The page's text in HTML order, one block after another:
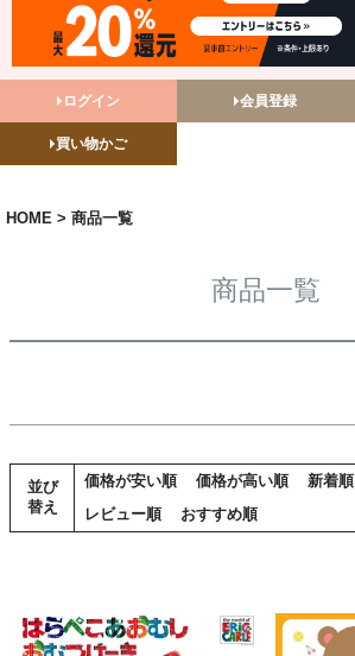
ログイン 会員登録
買い物かご
HOME 商品一覧
商品一覧
予約商品
予約商品のみを表示
並び順
登録順
価格が高い順
キーワードヒット順
検索
並び
替え
価格が安い順 価格が高い順 新着順
レビュー順
おすすめ順